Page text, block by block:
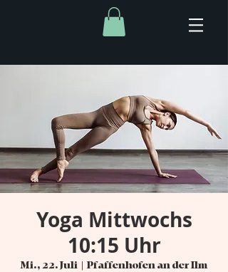
Yoga Mittwochs
10:15 Uhr
Mi., 22. Juli
  |
Pfaffenhofen an der Ilm